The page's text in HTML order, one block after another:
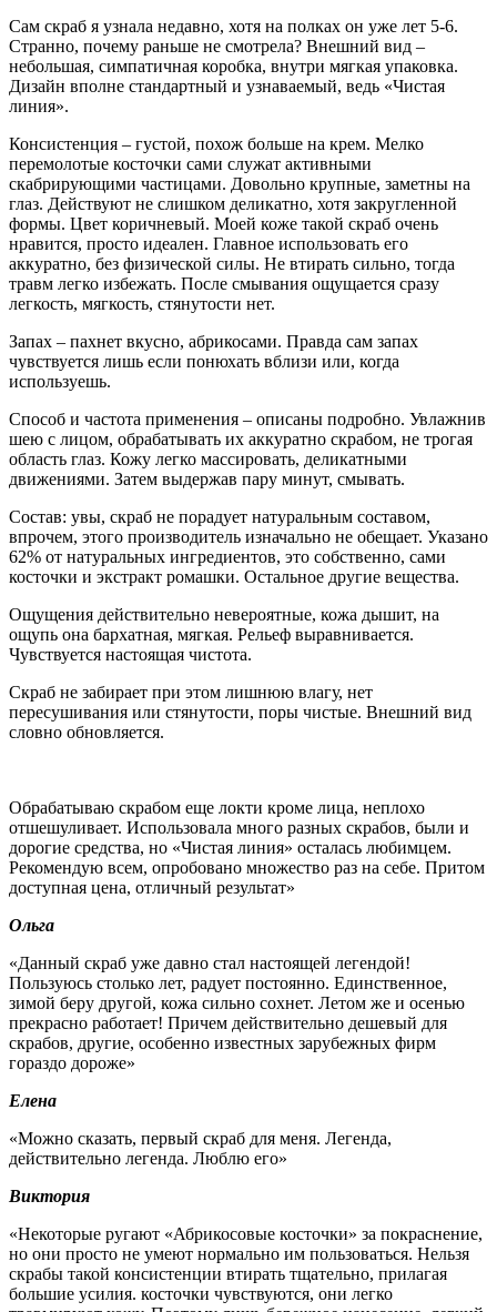
Сам скраб я узнала недавно, хотя на полках он уже лет 5-6.
Странно, почему раньше не смотрела? Внешний вид –
небольшая, симпатичная коробка, внутри мягкая упаковка.
Дизайн вполне стандартный и узнаваемый, ведь «Чистая
линия».
Консистенция – густой, похож больше на крем. Мелко
перемолотые косточки сами служат активными
скабрирующими частицами. Довольно крупные, заметны на
глаз. Действуют не слишком деликатно, хотя закругленной
формы. Цвет коричневый. Моей коже такой скраб очень
нравится, просто идеален. Главное использовать его
аккуратно, без физической силы. Не втирать сильно, тогда
травм легко избежать. После смывания ощущается сразу
легкость, мягкость, стянутости нет.
Запах – пахнет вкусно, абрикосами. Правда сам запах
чувствуется лишь если понюхать вблизи или, когда
используешь.
Способ и частота применения – описаны подробно. Увлажнив
шею с лицом, обрабатывать их аккуратно скрабом, не трогая
область глаз. Кожу легко массировать, деликатными
движениями. Затем выдержав пару минут, смывать.
Состав: увы, скраб не порадует натуральным составом,
впрочем, этого производитель изначально не обещает. Указано
62% от натуральных ингредиентов, это собственно, сами
косточки и экстракт ромашки. Остальное другие вещества.
Ощущения действительно невероятные, кожа дышит, на
ощупь она бархатная, мягкая. Рельеф выравнивается.
Чувствуется настоящая чистота.
Скраб не забирает при этом лишнюю влагу, нет
пересушивания или стянутости, поры чистые. Внешний вид
словно обновляется.
Обрабатываю скрабом еще локти кроме лица, неплохо
отшешуливает. Использовала много разных скрабов, были и
дорогие средства, но «Чистая линия» осталась любимцем.
Рекомендую всем, опробовано множество раз на себе. Притом
доступная цена, отличный результат»
Ольга
«Данный скраб уже давно стал настоящей легендой!
Пользуюсь столько лет, радует постоянно. Единственное,
зимой беру другой, кожа сильно сохнет. Летом же и осенью
прекрасно работает! Причем действительно дешевый для
скрабов, другие, особенно известных зарубежных фирм
гораздо дороже»
Елена
«Можно сказать, первый скраб для меня. Легенда,
действительно легенда. Люблю его»
Виктория
«Некоторые ругают «Абрикосовые косточки» за покраснение,
но они просто не умеют нормально им пользоваться. Нельзя
скрабы такой консистенции втирать тщательно, прилагая
большие усилия. косточки чувствуются, они легко